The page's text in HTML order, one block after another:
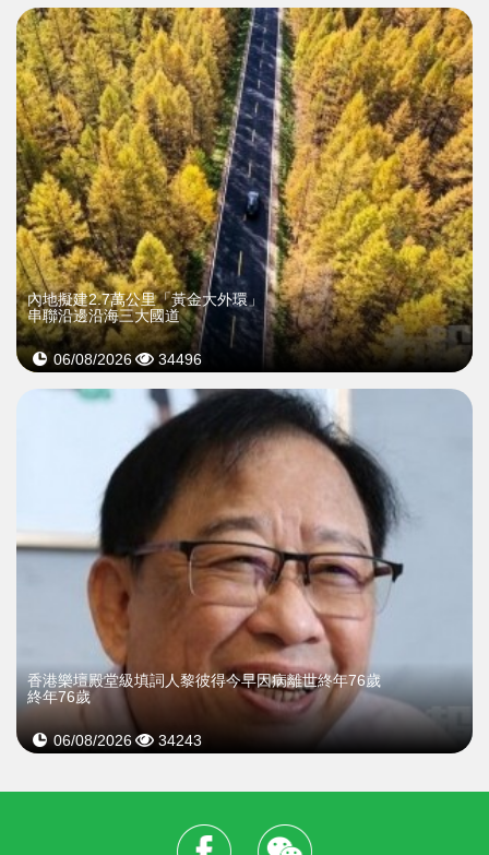
內地擬建2.7萬公里「黃金大外環」
串聯沿邊沿海三大國道
06/08/2026 34496
​香港樂壇殿堂級填詞人黎彼得今早因病離世終年76歲
終年76歲
06/08/2026 34243